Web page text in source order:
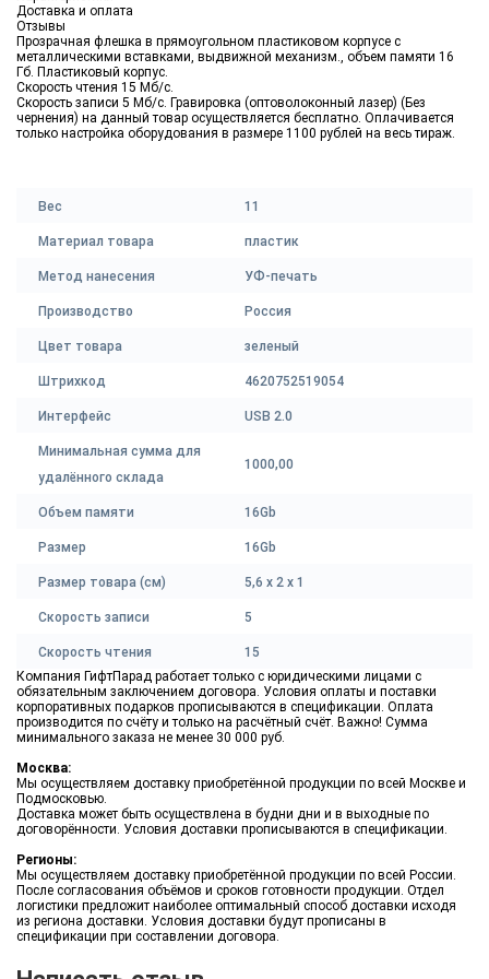
Доставка и оплата
Отзывы
Прозрачная флешка в прямоугольном пластиковом корпусе с
металлическими вставками, выдвижной механизм., объем памяти 16
Гб. Пластиковый корпус.
Скорость чтения 15 Мб/с.
Скорость записи 5 Мб/с. Гравировка (оптоволоконный лазер) (Без
чернения) на данный товар осуществляется бесплатно. Оплачивается
только настройка оборудования в размере 1100 рублей на весь тираж.
Вес 11
Материал товара пластик
Метод нанесения УФ-печать
Производство Россия
Цвет товара зеленый
Штрихкод 4620752519054
Интерфейс USB 2.0
Минимальная сумма для
удалённого склада
1000,00
Объем памяти 16Gb
Размер 16Gb
Размер товара (см) 5,6 х 2 х 1
Скорость записи 5
Скорость чтения
15
Компания ГифтПарад работает только с юридическими лицами с
обязательным заключением договора. Условия оплаты и поставки
корпоративных подарков прописываются в спецификации. Оплата
производится по счёту и только на расчётный счёт. Важно! Сумма
минимального заказа не менее 30 000 руб.
Москва:
Мы осуществляем доставку приобретённой продукции по всей Москве и
Подмосковью.
Доставка может быть осуществлена в будни дни и в выходные по
договорённости. Условия доставки прописываются в спецификации.
Регионы:
Мы осуществляем доставку приобретённой продукции по всей России.
После согласования объёмов и сроков готовности продукции. Отдел
логистики предложит наиболее оптимальный способ доставки исходя
из региона доставки. Условия доставки будут прописаны в
спецификации при составлении договора.